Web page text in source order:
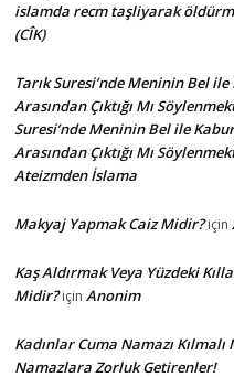
islamda recm taşliyarak
(CÎK)
Tarık Suresi’nde Meninin Bel
Arasından Çıktığı Mı
Suresi’nde Meninin Bel ile
Arasından Çıktığı Mı
Ateizmden İslama
Makyaj Yapmak Caiz Midir?için
Kaş Aldırmak Veya Yüzdeki
Midir?için Anonim
Kadınlar Cuma Namazı Kılmalı
Namazlara Zorluk Getirenler!